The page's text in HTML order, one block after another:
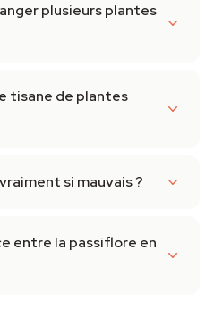
plusieurs plantes
tisane de plantes
si mauvais ?
entre la passiflore en